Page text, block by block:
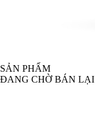
SẢN PHẨM
ĐANG CHỜ BÁN LẠI